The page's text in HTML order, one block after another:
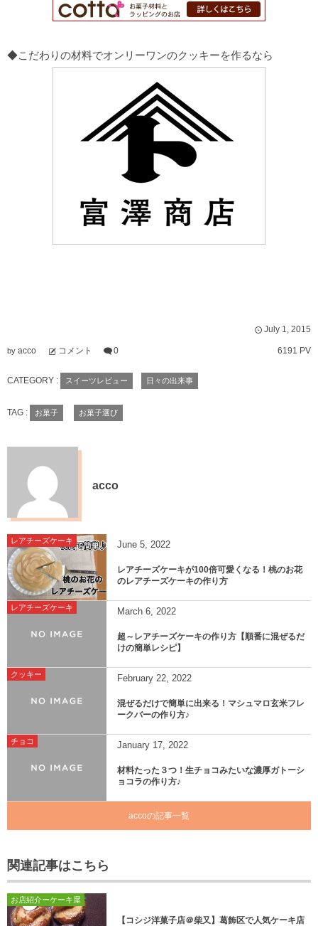
◆こだわりの材料でオンリーワンのクッキーを作るなら
July 1, 2015
by acco コメント 0 6191 PV
CATEGORY : スイーツレビュー 日々の出来事
TAG : お菓子 お菓子選び
acco
レアチーズケーキ June 5, 2022
レアチーズケーキが100倍可愛くなる！桃のお花
のレアチーズケーキの作り方
レアチーズケーキ March 6, 2022
超～レアチーズケーキの作り方【順番に混ぜるだ
けの簡単レシピ】
クッキー February 22, 2022
混ぜるだけで簡単に出来る！マシュマロ玄米フレ
ークバーの作り方♪
チョコ January 17, 2022
材料たった３つ！生チョコみたいな濃厚ガトーシ
ョコラの作り方♪
accoの記事一覧
関連記事はこちら
お店紹介ーケーキ屋
【コシジ洋菓子店＠柴又】葛飾区で人気ケーキ店